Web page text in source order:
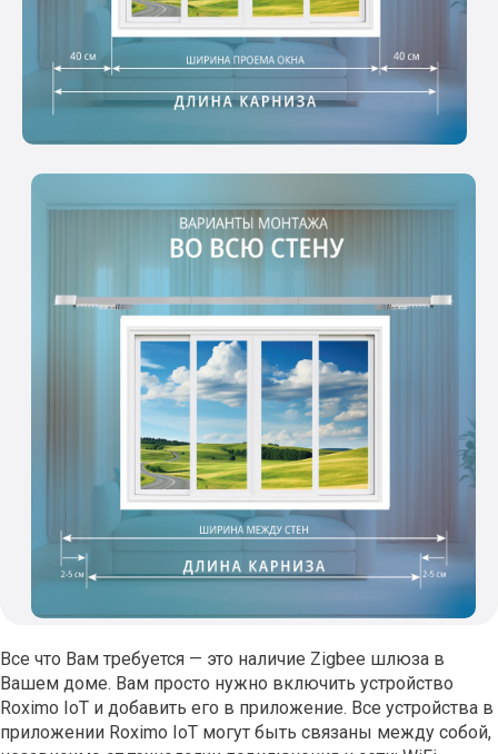
Все что Вам требуется — это наличие Zigbee шлюза в
Вашем доме. Вам просто нужно включить устройство
Roximo IoT и добавить его в приложение. Все устройства в
приложении Roximo IoT могут быть связаны между собой,